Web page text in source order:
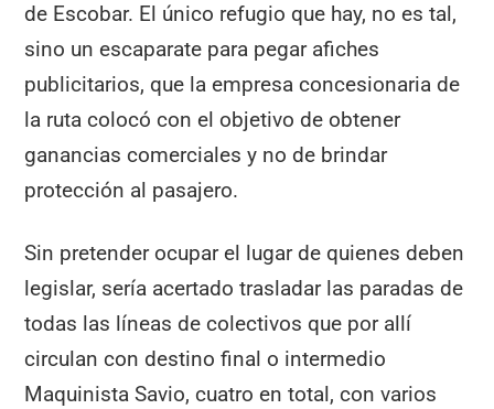
de Escobar. El único refugio que hay, no es tal,
sino un escaparate para pegar afiches
publicitarios, que la empresa concesionaria de
la ruta colocó con el objetivo de obtener
ganancias comerciales y no de brindar
protección al pasajero.
Sin pretender ocupar el lugar de quienes deben
legislar, sería acertado trasladar las paradas de
todas las líneas de colectivos que por allí
circulan con destino final o intermedio
Maquinista Savio, cuatro en total, con varios